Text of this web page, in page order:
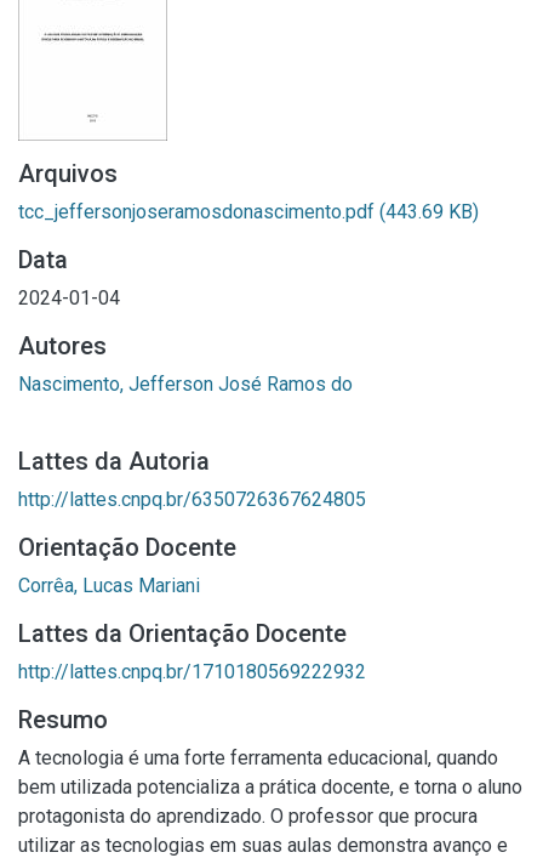
Arquivos
tcc_jeffersonjoseramosdonascimento.pdf (443.69 KB)
Data
2024-01-04
Autores
Nascimento, Jefferson José Ramos do
Lattes da Autoria
http://lattes.cnpq.br/6350726367624805
Orientação Docente
Corrêa, Lucas Mariani
Lattes da Orientação Docente
http://lattes.cnpq.br/1710180569222932
Resumo
A tecnologia é uma forte ferramenta educacional, quando
bem utilizada potencializa a prática docente, e torna o aluno
protagonista do aprendizado. O professor que procura
utilizar as tecnologias em suas aulas demonstra avanço e